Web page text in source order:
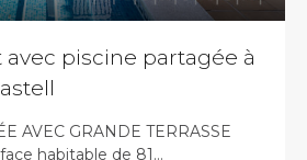
piscine partagée à
AVEC GRANDE TERRASSE
habitable de 81…